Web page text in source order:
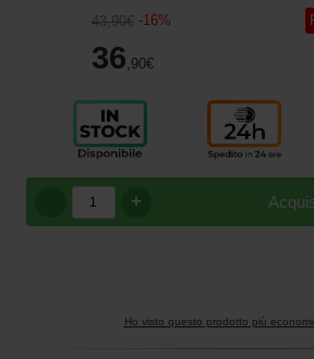
43,90€ -16%
36 ,90€
+
Ho visto questo prodotto più